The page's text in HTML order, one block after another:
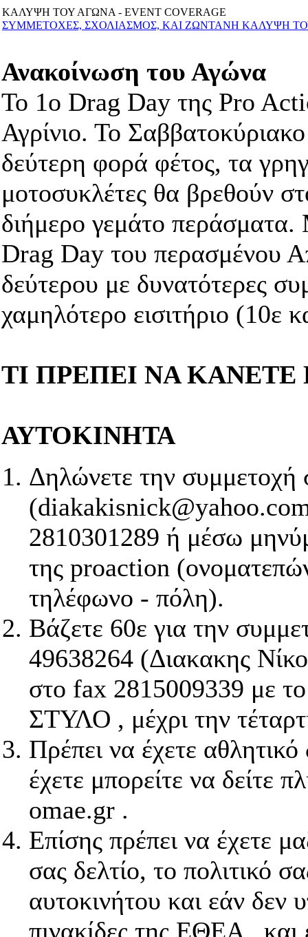
ΚΑΛΥΨΗ ΤΟΥ ΑΓΩΝΑ - EVENT COVERAGE
ΣΥΜΜΕΤΟΧΕΣ, ΣΧΟΛΙΑΣΜΟΣ, ΚΑΙ ΖΩΝΤΑΝΗ ΚΑΛΥΨΗ ΤΟΥ
Ανακοίνωση του Αγώνα
Το 1ο Drag Day της Pro
Αγρίνιο. Το
δεύτερη φορά φέτος, τα
μοτοσυκλέτες θα βρεθούν
διήμερο γεμάτο περάσματα.
Drag Day του περασμένου
δεύτερου με δυνατότερες
χαμηλότερο εισιτήριο (10ε
TΙ ΠΡΕΠΕΙ ΝΑ
ΑΥΤΟΚΙΝΗΤΑ
Δηλώνετε την
2810301289 ή μέσω
της proaction
τηλέφωνο - πόλη).
Βάζετε 60ε για την
49638264 (Διακακης
στο fax 2815009339 με
ΣΤΥΛΟ , μέχρι την
Πρέπει να έχετε
έχετε μπορείτε να δείτε
omae.gr .
Επίσης πρέπει να έχετε
σας δελτίο, το πολιτικό
αυτοκινήτου και εάν δεν
πινακίδες της ΕΘΕΑ , και